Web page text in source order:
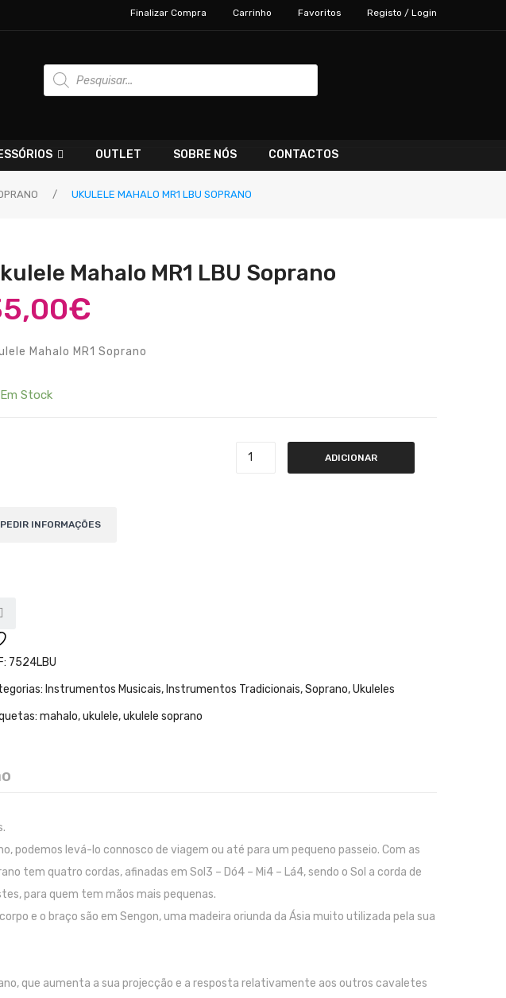
Finalizar Compra Carrinho Favoritos Registo / Login
Products
search
OUTLET SOBRE NÓS CONTACTOS
/ UKULELE MAHALO MR1 LBU SOPRANO
Mahalo MR1 LBU Soprano
€
Mahalo MR1 Soprano
Em Stock
ADICIONAR
7524LBU
Instrumentos Musicais, Instrumentos Tradicionais,Soprano,Ukuleles
mahalo,ukulele,ukulele soprano
podemos levá-lo connosco de viagem ou até para um pequeno passeio. Com as
tem quatro cordas, afinadas em Sol3 – Dó4 – Mi4 – Lá4, sendo o Sol a corda de
para quem tem mãos mais pequenas.
e o braço são em Sengon, uma madeira oriunda da Ásia muito utilizada pela sua
que aumenta a sua projecção e a resposta relativamente aos outros cavaletes